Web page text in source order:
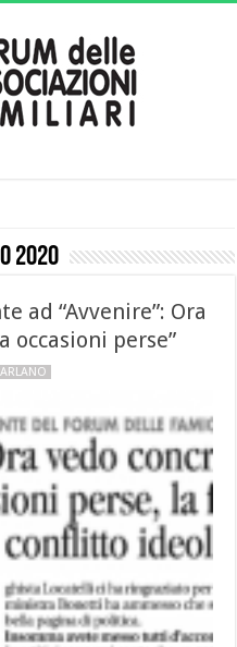
2020
ad “Avvenire”: Ora
occasioni perse”